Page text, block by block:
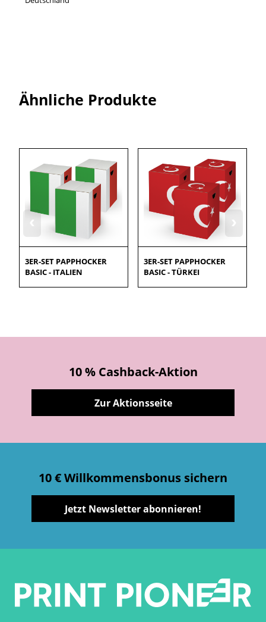
Ähnliche Produkte
‹ ›
3ER-SET PAPPHOCKER
BASIC - ITALIEN
3ER-SET PAPPHOCKER
BASIC - TÜRKEI
10 % Cashback-Aktion
Zur Aktionsseite
10 € Willkommensbonus sichern
Jetzt Newsletter abonnieren!